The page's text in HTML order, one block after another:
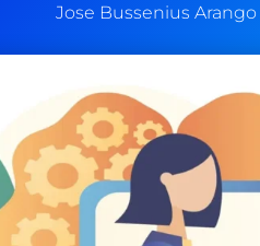
Jose Bussenius Arango